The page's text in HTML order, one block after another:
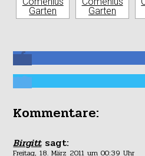
Kommentare:
Birgitt sagt:
Freitag, 18. März 2011 um 00:39 Uhr